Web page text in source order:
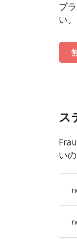
プ
い
ス
い